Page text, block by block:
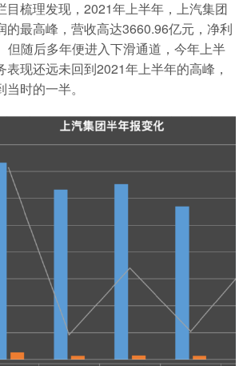
目梳理发现，2021年上半年，上汽集团
的最高峰，营收高达3660.96亿元，净利
但随后多年便进入下滑通道，今年上半
现还远未回到2021年上半年的高峰，
时的一半。